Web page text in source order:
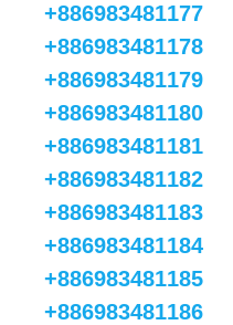
+886983481177
+886983481178
+886983481179
+886983481180
+886983481181
+886983481182
+886983481183
+886983481184
+886983481185
+886983481186